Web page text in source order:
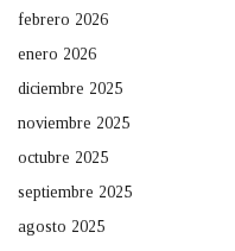
febrero 2026
enero 2026
diciembre 2025
noviembre 2025
octubre 2025
septiembre 2025
agosto 2025